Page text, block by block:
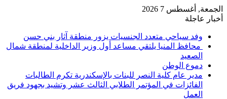
الجمعة, أغسطس 7 2026
أخبار عاجلة
وفد سياحي متعدد الجنسيات يزور منطقة آثار بني حسن
محافظ المنيا يلتقي مساعد أول وزير الداخلية لمنطقة شمال
الصعيد
دموع الوطن
مدير عام كلية النصر للبنات بالإسكندرية تكرم الطالبات
الفائزات في المؤتمر الطلابي الثالث عشر وتشيد بجهود فريق
العمل